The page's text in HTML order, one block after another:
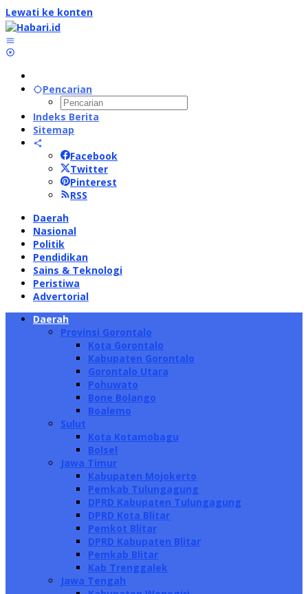
Lewati ke konten
Pencarian
Indeks Berita
Sitemap
Facebook
Twitter
Pinterest
RSS
Daerah
Nasional
Politik
Pendidikan
Sains & Teknologi
Peristiwa
Advertorial
Daerah
Provinsi Gorontalo
Kota Gorontalo
Kabupaten Gorontalo
Gorontalo Utara
Pohuwato
Bone Bolango
Boalemo
Sulut
Kota Kotamobagu
Bolsel
Jawa Timur
Kabupaten Mojokerto
Pemkab Tulungagung
DPRD Kabupaten Tulungagung
DPRD Kota Blitar
Pemkot Blitar
DPRD Kabupaten Blitar
Pemkab Blitar
Kab Trenggalek
Jawa Tengah